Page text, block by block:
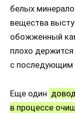
белых
вещества
обожженный
плохо
с последующим
Еще один
в процессе